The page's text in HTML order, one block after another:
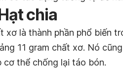
chia
xơ là thành phần phổ biến
11 gram chất xơ. Nó
cơ thể chống lại táo bón.